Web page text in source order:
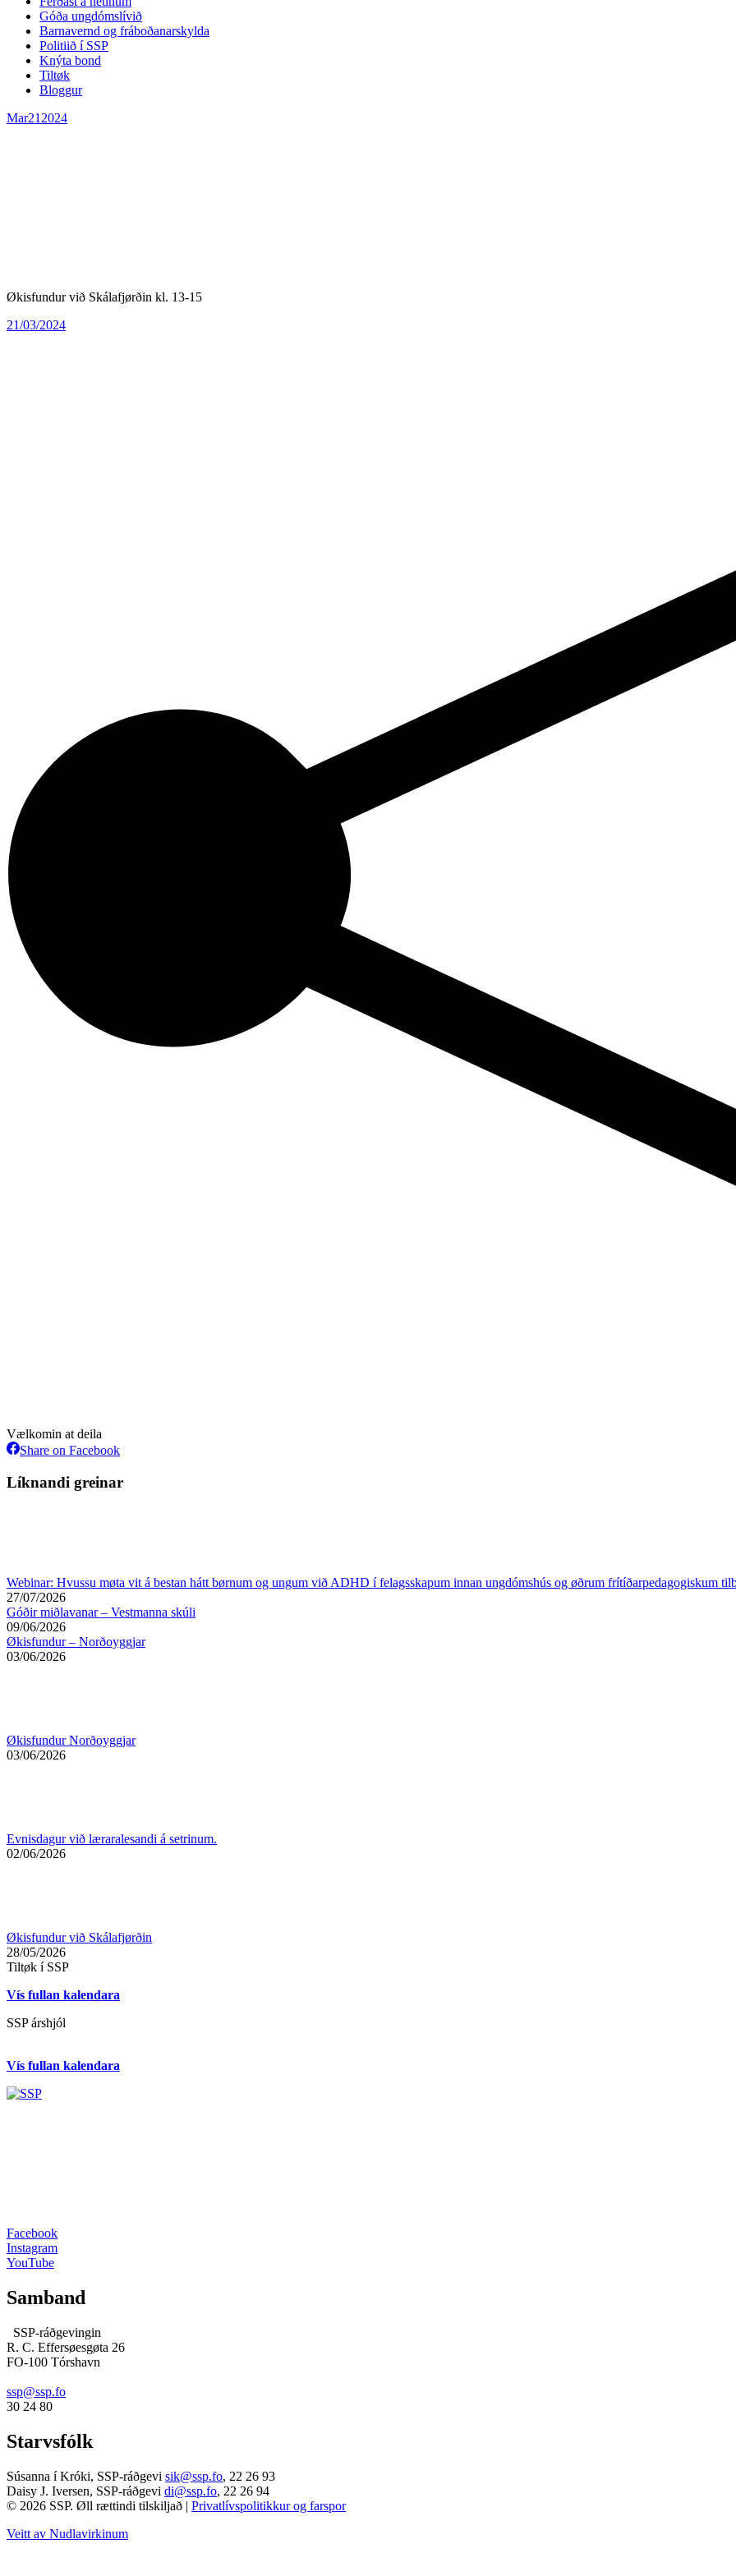
Góða ungdómslívið
Barnavernd og fráboðanarskylda
Politiið í SSP
Knýta bond
Tiltøk
Bloggur
Mar21 2024
Økisfundur við Skálafjørðin kl. 13-15
21/03/2024
Vælkomin at deila
Share on FacebookShare
Facebook
Líknandi greinar
Webinar: Hvussu møta vit á bestan hátt børnum og ungum við ADHD í felagsskapum innan ungdómshús og øðrum frítíðarpedagogiskum
27/07/2026
Góðir miðlavanar – Vestmanna skúli
09/06/2026
Økisfundur – Norðoyggjar
03/06/2026
Økisfundur Norðoyggjar
03/06/2026
Evnisdagur við læraralesandi á setrinum.
02/06/2026
Økisfundur við Skálafjørðin
28/05/2026
Tiltøk í SSP
Vís fullan kalendara
SSP árshjól
Vís fullan kalendara
Facebook
Instagram
YouTube
Samband
SSP-ráðgevingin
R. C. Effersøesgøta 26
FO-100 Tórshavn
ssp@ssp.fo
30 24 80
Starvsfólk
Súsanna í Króki, SSP-ráðgevi sik@ssp.fo, 22 26 93
Daisy J. Iversen, SSP-ráðgevi di@ssp.fo, 22 26 94
© 2026 SSP. Øll rættindi tilskiljað | Privatlívspolitikkur og farspor
Veitt av Nudlavirkinum